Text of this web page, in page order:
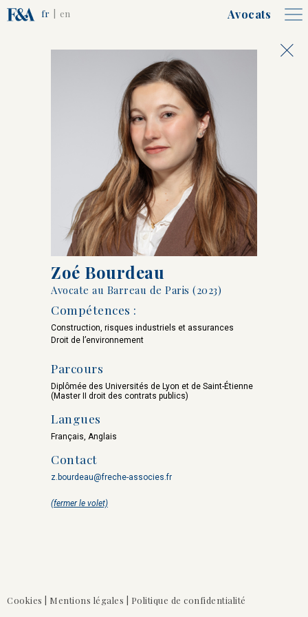
Avocats
fr en
Associés, Counsels et
Collaborateurs
François-Charles
Bernard
Emmanuelle
Morvan
Hugues
Patrick
E. Durand
de Moustier Lampe
Zoé Bourdeau
Avocate au Barreau de Paris (2023)
Compétences :
Construction, risques industriels et assurances
Droit de l’environnement
Parcours
Diplômée des Universités de Lyon et de Saint-Étienne
(Master II droit des contrats publics)
Langues
Français, Anglais
Contact
z.bourdeau@freche-associes.fr
(fermer le volet)
Cookies Mentions légales Politique de confidentialité